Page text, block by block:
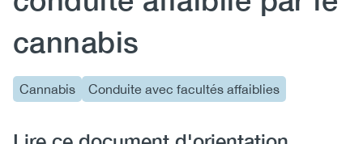
cannabis
Cannabis Conduite avec facultés affaiblies